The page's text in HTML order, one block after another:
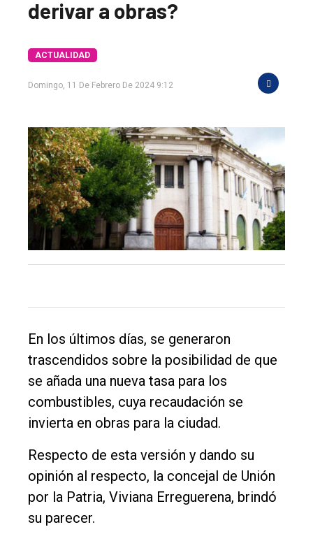
El
único
DIARIO
Balcarce
Inicio
Tendencia
derivar a obras?
ACTUALIDAD
Domingo, 11 De Febrero De 2024 9:12
En los últimos días, se generaron
trascendidos sobre la posibilidad de que
se añada una nueva tasa para los
combustibles, cuya recaudación se
invierta en obras para la ciudad.
Respecto de esta versión y dando su
opinión al respecto, la concejal de Unión
por la Patria, Viviana Erreguerena, brindó
su parecer.